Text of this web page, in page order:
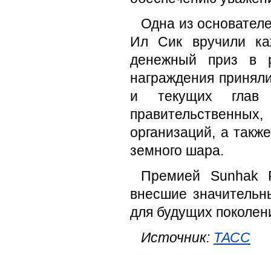
Одна из
Ил Сик вручили
денежный приз в
награждения
и текущих глав
организаций, а
земного шара.
Премией Sunhak
внесшие
для будущих
Источник: ТАСС